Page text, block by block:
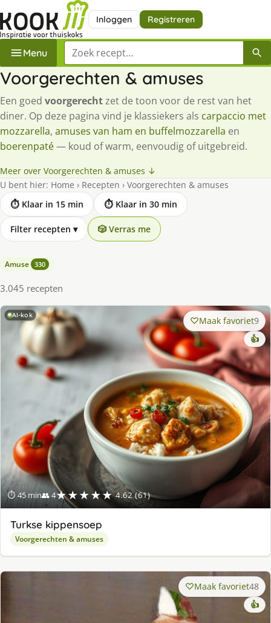
Inloggen Registreren
Menu Zoek een recept
Voorgerechten & amuses
Een goed voorgerechtzet de toon voor de rest van het
diner. Op deze pagina vind je klassiekers als carpaccio met
mozzarella, amuses van ham en buffelmozzarella en
boerenpaté— koud of warm, eenvoudig of uitgebreid.
Meer over Voorgerechten & amuses ↓
U bent hier: Home › Recepten › Voorgerechten & amuses
⏱ Klaar in 15 min
⏱ Klaar in 30 min
Filter recepten ▾ 🎲 Verras me
Amuse 330
3.045 recepten
AI-kok
⏱ 45 min👥 4★★★★★ 4.62 (61)
Maak favoriet9
👍
Turkse kippensoep
Voorgerechten & amuses
Maak favoriet48
👍